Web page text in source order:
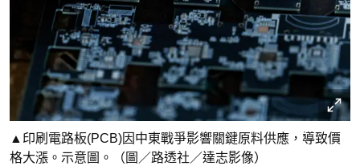
▲印刷電路板(PCB)因中東戰爭影響關鍵原料供應，導致價
格大漲。示意圖。（圖／路透社／達志影像）